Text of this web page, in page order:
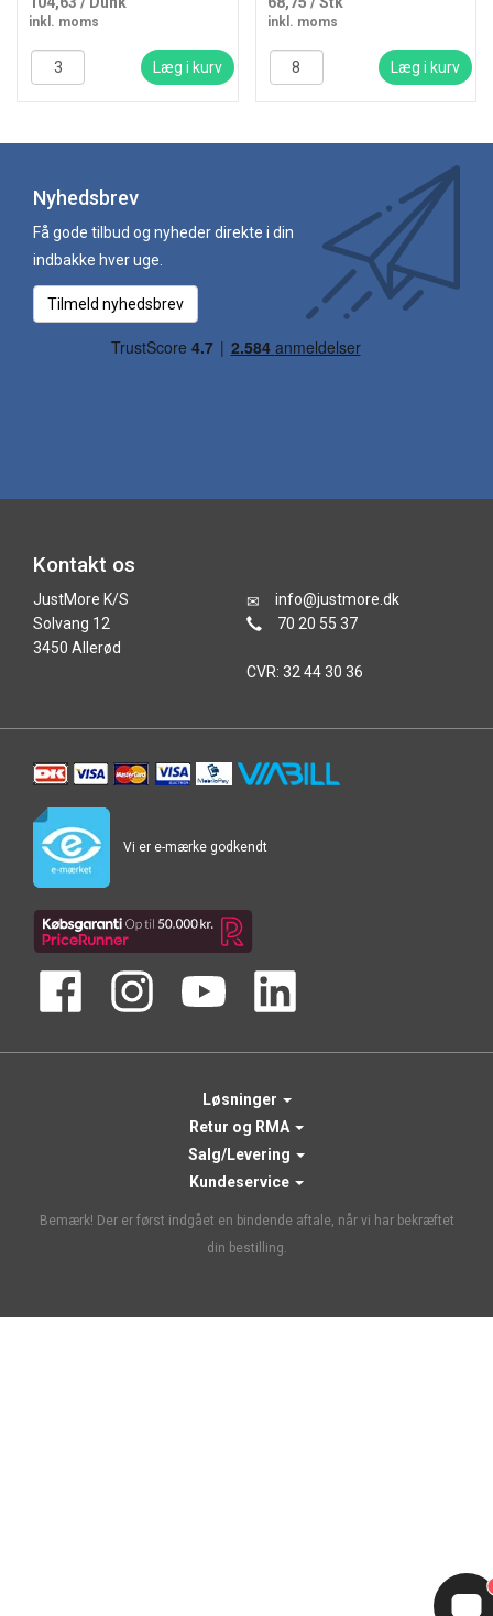
inkl. moms
Læg i kurv
inkl. moms
Læg i kurv
Nyhedsbrev
Få gode tilbud og nyheder direkte i din
indbakke hver uge.
Tilmeld nyhedsbrev
Kontakt os
JustMore K/S
Solvang 12
3450 Allerød
info@justmore.dk
70 20 55 37
CVR: 32 44 30 36
Vi er e-mærke godkendt
Løsninger
Retur og RMA
Salg/Levering
Kundeservice
Bemærk! Der er først indgået en bindende aftale, når vi har bekræftet
din bestilling.